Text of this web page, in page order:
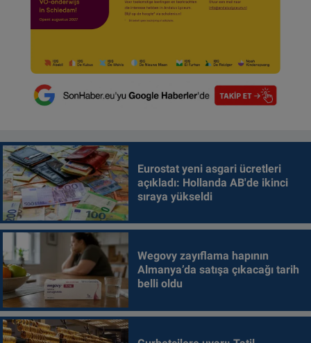
Eurostat yeni asgari ücretleri
açıkladı: Hollanda AB'de ikinci
sıraya yükseldi
Wegovy zayıflama hapının
Almanya’da satışa çıkacağı tarih
belli oldu